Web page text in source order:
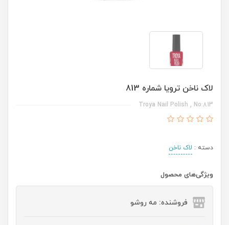
لاک ناخن ترویا شماره 813
Troya Nail Polish , No:813
دسته : لاک ناخن
ویژگی‌های محصول
فروشنده: مه رو‌شو